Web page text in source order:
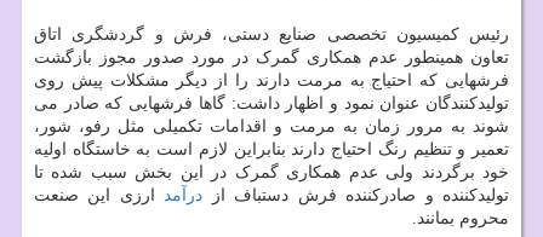
رئیس کمیسیون تخصصی صنایع دستی، فرش و گردشگری اتاق
تعاون همینطور عدم همکاری گمرک در مورد صدور مجوز بازگشت
فرشهایی که احتیاج به مرمت دارند را از دیگر مشکلات پیش روی
تولیدکنندگان عنوان نمود و اظهار داشت: گاها فرشهایی که صادر می
شوند به مرور زمان به مرمت و اقدامات تکمیلی مثل رفو، شور،
تعمیر و تنظیم رنگ احتیاج دارند بنابراین لازم است به خاستگاه اولیه
خود برگردند ولی عدم همکاری گمرک در این بخش سبب شده تا
تولیدکننده و صادرکننده فرش دستباف از درآمدارزی این صنعت
محروم بمانند.